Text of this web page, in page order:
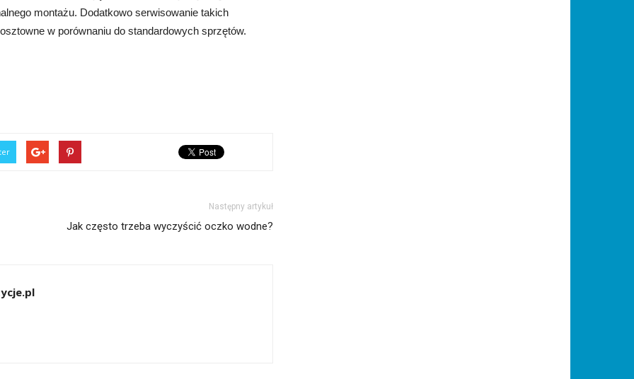
montażu. Dodatkowo serwisowanie takich
w porównaniu do standardowych sprzętów.
Następny artykuł
Jak często trzeba wyczyścić oczko wodne?